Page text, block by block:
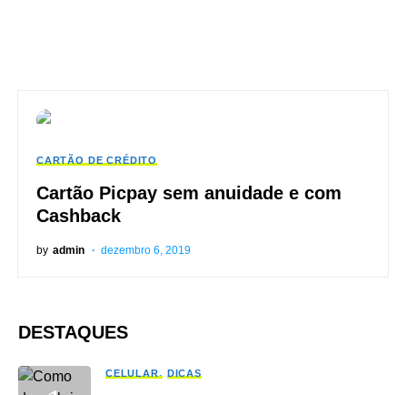
CARTÃO DE CRÉDITO
Cartão Picpay sem anuidade e com
Cashback
by admin dezembro 6, 2019
DESTAQUES
CELULAR DICAS